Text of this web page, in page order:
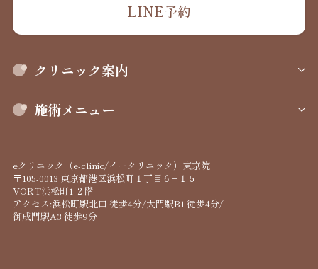
LINE予約
クリニック案内
施術メニュー
eクリニック（e-clinic/イークリニック）東京院
〒105-0013 東京都港区浜松町１丁目６−１５
VORT浜松町1 ２階
アクセス:浜松町駅北口 徒歩4分/大門駅B1 徒歩4分/
御成門駅A3 徒歩9分